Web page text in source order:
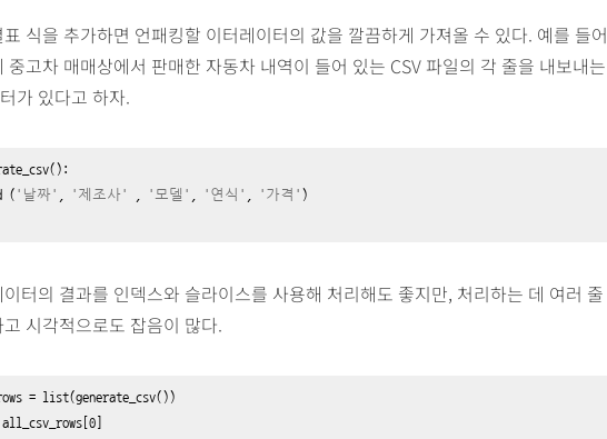
식을 추가하면 언패킹할 이터레이터의 값을 깔끔하게 가져올 수 있다. 예를 들어
중고차 매매상에서 판매한 자동차 내역이 들어 있는 CSV 파일의 각 줄을 내보내는
가 있다고 하자.
():
( '날짜' '제조사' '모델' '연식' '가격' )
터의 결과를 인덱스와 슬라이스를 사용해 처리해도 좋지만, 처리하는 데 여러 줄
시각적으로도 잡음이 많다.
= list(generate_csv())
0]